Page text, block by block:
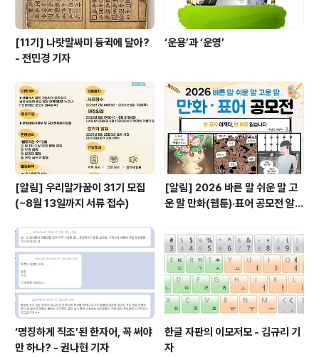
[11기] 나랏말싸미 듕귁에 달아?
- 전민경 기자
‘운용’과 ‘운영’
[알림] 우리말가꿈이 31기 모집
(~8월 13일까지 서류 접수)
[알림] 2026 바른 말 쉬운 말 고
운 말 만화(웹툰)·표어 공모전 알림
‘명징하게 직조’된 한자어, 꼭 써야
만 하나? - 권나현 기자
한글 자판의 이모저모 - 김규리 기
자